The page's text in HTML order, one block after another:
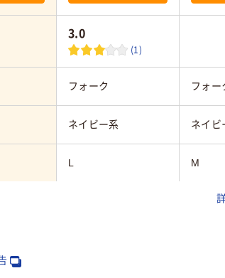
3.0
(1)
フォーク フォー
ネイビー系 ネイビ
L M